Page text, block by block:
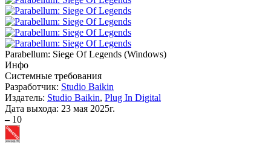
Parabellum: Siege Of Legends (Windows)
Инфо
Системные требования
Разработчик: Studio Baikin
Издатель: Studio Baikin, Plug In Digital
Дата выхода: 23 мая 2025г.
– 10